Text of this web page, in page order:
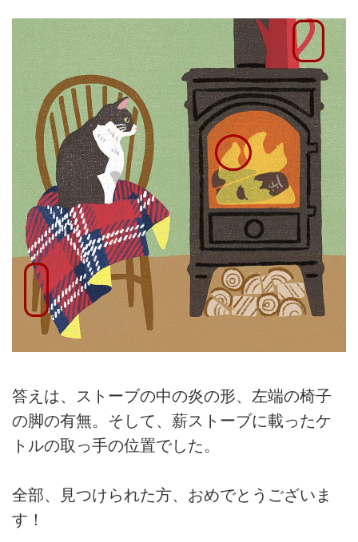
答えは、ストーブの中の炎の形、左端の椅子
の脚の有無。そして、薪ストーブに載ったケ
トルの取っ手の位置でした。
全部、見つけられた方、おめでとうございま
す！